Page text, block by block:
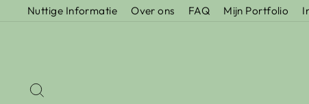
Nuttige Informatie Over ons FAQ Mijn Portfolio